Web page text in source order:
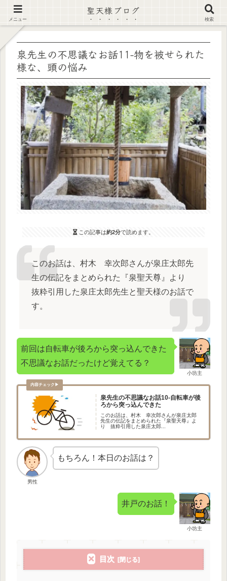
【注意喚起】偽サイト及び偽情報に注意 ▶確認する◀
泉先生の不思議なお話11-物を被せられた
様な、頭の悩み
この記事は約2分で読めます。
このお話は、村木 幸次郎さんが泉庄太郎先
生の伝記をまとめられた『泉聖天尊』より
抜粋引用した泉庄太郎先生と聖天様のお話で
す。
小坊主
前回は自転車が後ろから突っ込んできた
不思議なお話だったけど覚えてる？
泉先生の不思議なお話10-自転車が後
ろから突っ込んできた
このお話は、村木 幸次郎さんが泉庄太郎
先生の伝記をまとめられた『泉聖天尊』よ
り 抜粋引用した泉庄太郎...
男性
もちろん！本日のお話は？
小坊主
井戸のお話！
目次
メニュー
聖天様ブログ
検索